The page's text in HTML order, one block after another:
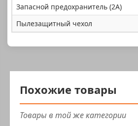
Запасной предохранитель (2A)
Пылезащитный чехол
Похожие товары
Товары в той же категории